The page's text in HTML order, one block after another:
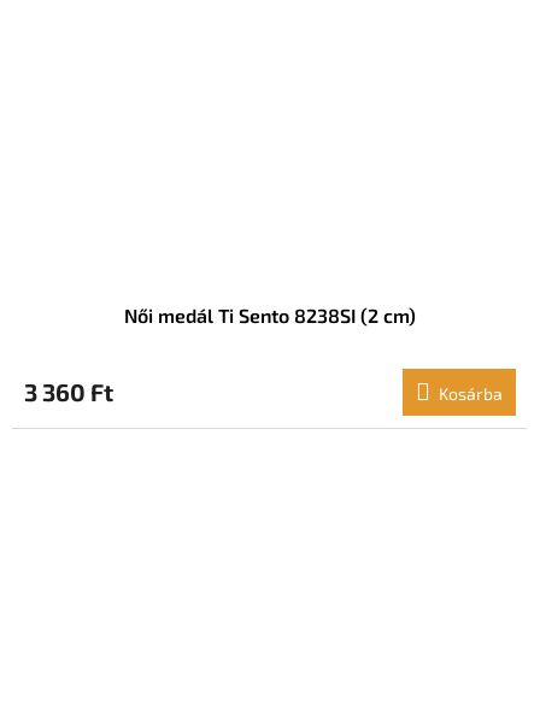
Női medál Ti Sento 8238SI (2 cm)
3 360 Ft Kosárba